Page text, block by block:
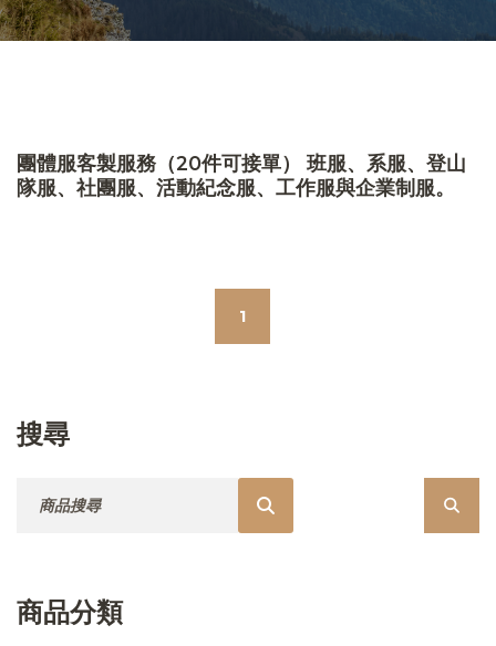
團體服客製服務（20件可接單） 班服、系服、登山
隊服、社團服、活動紀念服、工作服與企業制服。
1
搜尋
商品分類